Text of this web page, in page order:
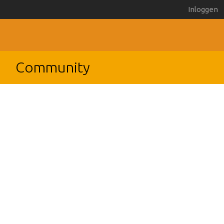
Inloggen
Community